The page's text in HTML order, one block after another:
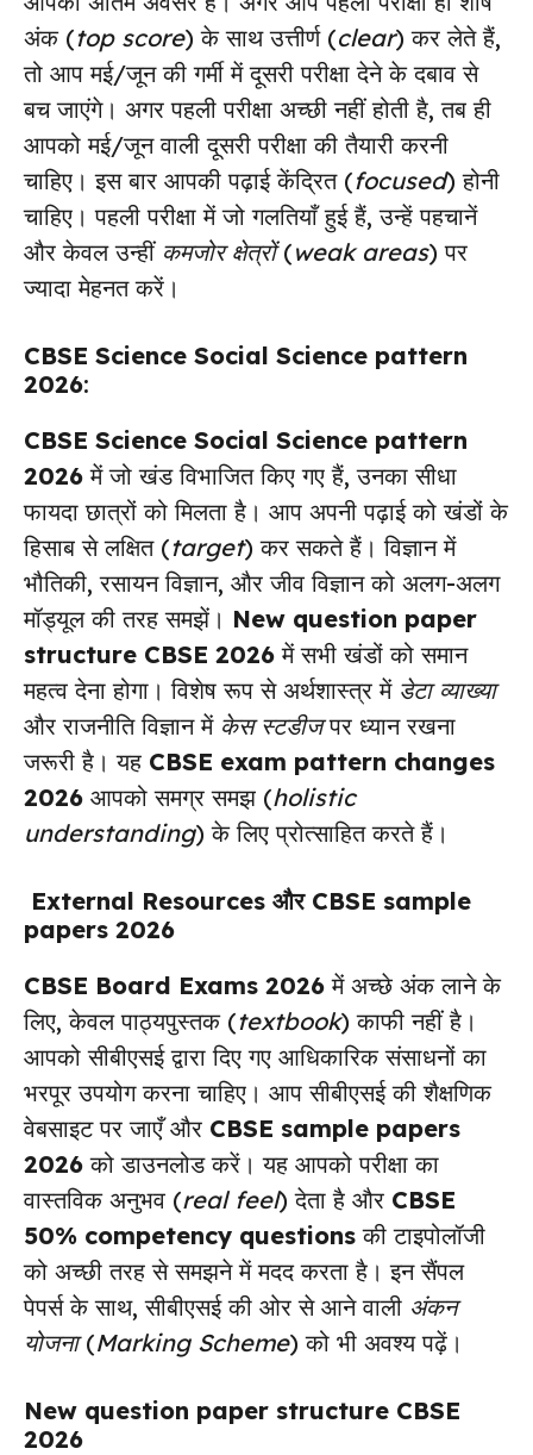
अंक (top score) के साथ उत्तीर्ण (clear) कर लेते हैं,
तो आप मई/जून की गर्मी में दूसरी परीक्षा देने के दबाव से
बच जाएंगे। अगर पहली परीक्षा अच्छी नहीं होती है, तब ही
आपको मई/जून वाली दूसरी परीक्षा की तैयारी करनी
चाहिए। इस बार आपकी पढ़ाई केंद्रित (focused) होनी
चाहिए। पहली परीक्षा में जो गलतियाँ हुई हैं, उन्हें पहचानें
और केवल उन्हीं कमजोर क्षेत्रों(weak areas) पर
ज्यादा मेहनत करें।
CBSE Science Social Science pattern
2026:
CBSE Science Social Science pattern
2026 में जो खंड विभाजित किए गए हैं, उनका सीधा
फायदा छात्रों को मिलता है। आप अपनी पढ़ाई को खंडों के
हिसाब से लक्षित (target) कर सकते हैं। विज्ञान में
भौतिकी, रसायन विज्ञान, और जीव विज्ञान को अलग-अलग
मॉड्यूल की तरह समझें। New question paper
structure CBSE 2026 में सभी खंडों को समान
महत्व देना होगा। विशेष रूप से अर्थशास्त्र में डेटा व्याख्या
और राजनीति विज्ञान में केस स्टडीजपर ध्यान रखना
जरूरी है। यह CBSE exam pattern changes
2026 आपको समग्र समझ (holistic
understanding) के लिए प्रोत्साहित करते हैं।
External Resources और CBSE sample
papers 2026
CBSE Board Exams 2026 में अच्छे अंक लाने के
लिए, केवल पाठ्यपुस्तक (textbook) काफी नहीं है।
आपको सीबीएसई द्वारा दिए गए आधिकारिक संसाधनों का
भरपूर उपयोग करना चाहिए। आप सीबीएसई की शैक्षणिक
वेबसाइट पर जाएँ और CBSE sample papers
2026 को डाउनलोड करें। यह आपको परीक्षा का
वास्तविक अनुभव (real feel) देता है और CBSE
50% competency questions की टाइपोलॉजी
को अच्छी तरह से समझने में मदद करता है। इन सैंपल
पेपर्स के साथ, सीबीएसई की ओर से आने वाली अंकन
योजना(Marking Scheme) को भी अवश्य पढ़ें।
New question paper structure CBSE
2026